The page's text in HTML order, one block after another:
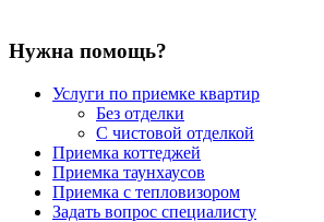
Нужна помощь?
Услуги по приемке квартир
Без отделки
С чистовой отделкой
Приемка коттеджей
Приемка таунхаусов
Приемка с тепловизором
Задать вопрос специалисту